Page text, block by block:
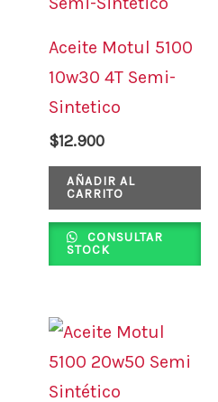
Aceite Motul 5100
10w30 4T Semi-
Sintetico
$12.900
AÑADIR AL
CARRITO
CONSULTAR
STOCK